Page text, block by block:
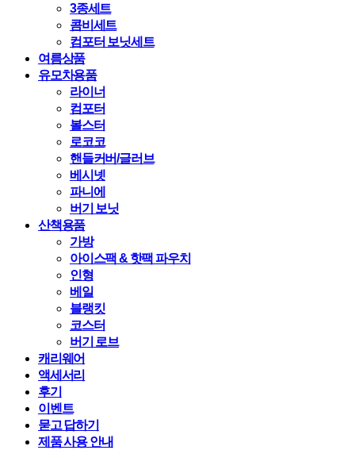
3종세트
콤비세트
컴포터 보닛세트
여름상품
유모차용품
라이너
컴포터
볼스터
로코코
핸들커버/글러브
베시넷
파니에
버기 보닛
산책용품
가방
아이스팩 & 핫팩 파우치
인형
베일
블랭킷
코스터
버기 로브
캐리웨어
액세서리
후기
이벤트
묻고 답하기
제품 사용 안내